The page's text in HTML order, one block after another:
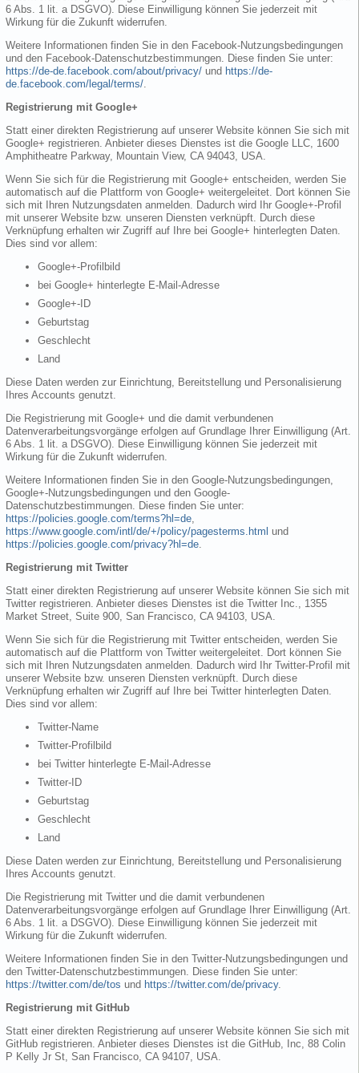
6 Abs. 1 lit. a DSGVO). Diese Einwilligung können Sie jederzeit mit
Wirkung für die Zukunft widerrufen.
Weitere Informationen finden Sie in den Facebook-Nutzungsbedingungen
und den Facebook-Datenschutzbestimmungen. Diese finden Sie unter:
https://de-de.facebook.com/about/privacy/ und https://de-
de.facebook.com/legal/terms/.
Registrierung mit Google+
Statt einer direkten Registrierung auf unserer Website können Sie sich mit
Google+ registrieren. Anbieter dieses Dienstes ist die Google LLC, 1600
Amphitheatre Parkway, Mountain View, CA 94043, USA.
Wenn Sie sich für die Registrierung mit Google+ entscheiden, werden Sie
automatisch auf die Plattform von Google+ weitergeleitet. Dort können Sie
sich mit Ihren Nutzungsdaten anmelden. Dadurch wird Ihr Google+-Profil
mit unserer Website bzw. unseren Diensten verknüpft. Durch diese
Verknüpfung erhalten wir Zugriff auf Ihre bei Google+ hinterlegten Daten.
Dies sind vor allem:
Google+-Profilbild
bei Google+ hinterlegte E-Mail-Adresse
Google+-ID
Geburtstag
Geschlecht
Land
Diese Daten werden zur Einrichtung, Bereitstellung und Personalisierung
Ihres Accounts genutzt.
Die Registrierung mit Google+ und die damit verbundenen
Datenverarbeitungsvorgänge erfolgen auf Grundlage Ihrer Einwilligung (Art.
6 Abs. 1 lit. a DSGVO). Diese Einwilligung können Sie jederzeit mit
Wirkung für die Zukunft widerrufen.
Weitere Informationen finden Sie in den Google-Nutzungsbedingungen,
Google+-Nutzungsbedingungen und den Google-
Datenschutzbestimmungen. Diese finden Sie unter:
https://policies.google.com/terms?hl=de,
https://www.google.com/intl/de/+/policy/pagesterms.html und
https://policies.google.com/privacy?hl=de.
Registrierung mit Twitter
Statt einer direkten Registrierung auf unserer Website können Sie sich mit
Twitter registrieren. Anbieter dieses Dienstes ist die Twitter Inc., 1355
Market Street, Suite 900, San Francisco, CA 94103, USA.
Wenn Sie sich für die Registrierung mit Twitter entscheiden, werden Sie
automatisch auf die Plattform von Twitter weitergeleitet. Dort können Sie
sich mit Ihren Nutzungsdaten anmelden. Dadurch wird Ihr Twitter-Profil mit
unserer Website bzw. unseren Diensten verknüpft. Durch diese
Verknüpfung erhalten wir Zugriff auf Ihre bei Twitter hinterlegten Daten.
Dies sind vor allem:
Twitter-Name
Twitter-Profilbild
bei Twitter hinterlegte E-Mail-Adresse
Twitter-ID
Geburtstag
Geschlecht
Land
Diese Daten werden zur Einrichtung, Bereitstellung und Personalisierung
Ihres Accounts genutzt.
Die Registrierung mit Twitter und die damit verbundenen
Datenverarbeitungsvorgänge erfolgen auf Grundlage Ihrer Einwilligung (Art.
6 Abs. 1 lit. a DSGVO). Diese Einwilligung können Sie jederzeit mit
Wirkung für die Zukunft widerrufen.
Weitere Informationen finden Sie in den Twitter-Nutzungsbedingungen und
den Twitter-Datenschutzbestimmungen. Diese finden Sie unter:
https://twitter.com/de/tos und https://twitter.com/de/privacy.
Registrierung mit GitHub
Statt einer direkten Registrierung auf unserer Website können Sie sich mit
GitHub registrieren. Anbieter dieses Dienstes ist die GitHub, Inc, 88 Colin
P Kelly Jr St, San Francisco, CA 94107, USA.